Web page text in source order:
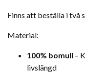
Finns att beställa i två
Material:
100% bomull –
livslängd